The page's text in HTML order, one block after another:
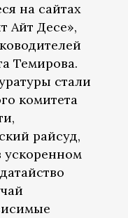
на сайтах
Айт Десе»,
Темирова.
стали
комитета
райсуд,
ускоренном